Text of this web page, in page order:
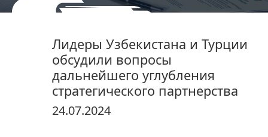
железнодорожной продукции
Лидеры Узбекистана и Турции
обсудили вопросы
дальнейшего углубления
стратегического партнерства
24.07.2024